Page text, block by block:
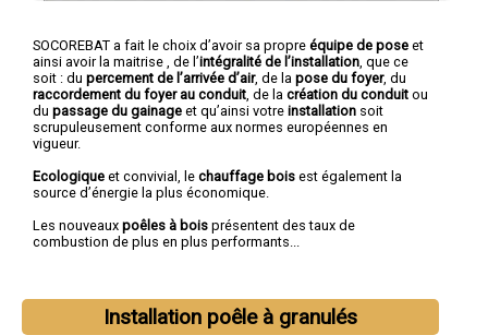
SOCOREBAT a fait le choix d’avoir sa propre équipe de pose et
ainsi avoir la maitrise , de l’intégralité de l’installation, que ce
soit : du percement de l’arrivée d’air, de la pose du foyer, du
raccordement du foyer au conduit, de la création du conduit ou
du passage du gainage et qu’ainsi votre installation soit
scrupuleusement conforme aux normes européennes en
vigueur.
Ecologique et convivial, le chauffage bois est également la
source d’énergie la plus économique.
Les nouveaux poêles à bois présentent des taux de
combustion de plus en plus performants...
Installation poêle à granulés